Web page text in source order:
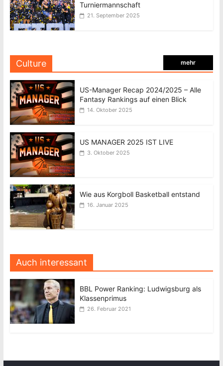
Turniermannschaft
21. September 2025
Culture mehr
US-Manager Recap 2024/2025 – Alle
Fantasy Rankings auf einen Blick
14. Oktober 2025
US MANAGER 2025 IST LIVE
3. Oktober 2025
Wie aus Korgboll Basketball entstand
16. Januar 2025
Auch interessant
BBL Power Ranking: Ludwigsburg als
Klassenprimus
26. Februar 2021